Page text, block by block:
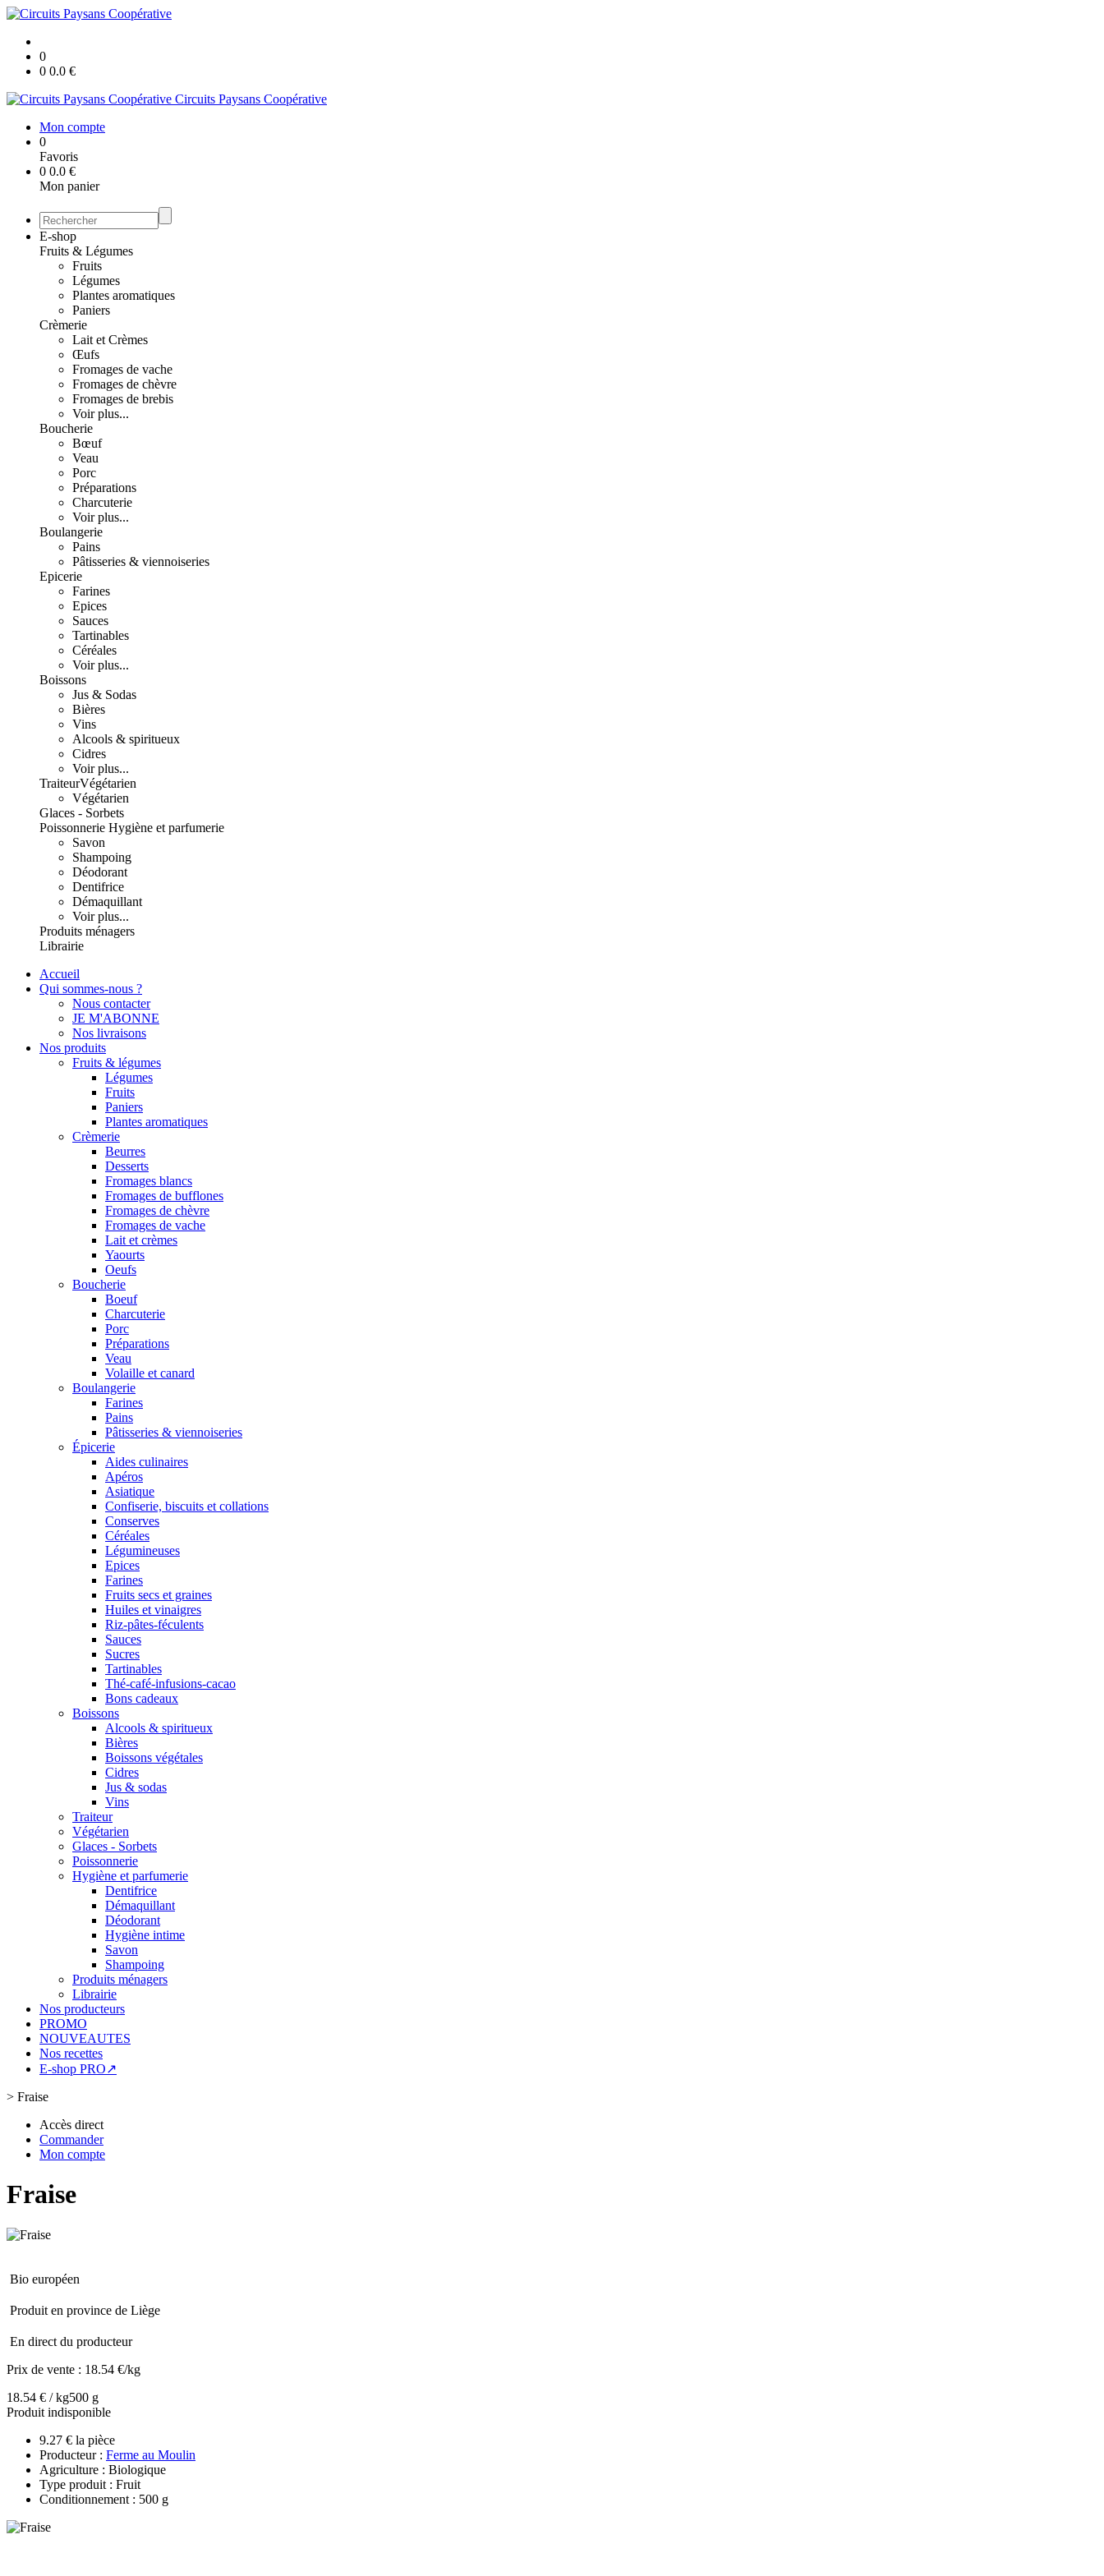
0
0 0.0 €
Circuits Paysans Coopérative
Mon compte
0
Favoris
0 0.0 €
Mon panier
E-shop
Fruits & Légumes
Fruits
Légumes
Plantes aromatiques
Paniers
Crèmerie
Lait et Crèmes
Œufs
Fromages de vache
Fromages de chèvre
Fromages de brebis
Voir plus...
Boucherie
Bœuf
Veau
Porc
Préparations
Charcuterie
Voir plus...
Boulangerie
Pains
Pâtisseries & viennoiseries
Epicerie
Farines
Epices
Sauces
Tartinables
Céréales
Voir plus...
Boissons
Jus & Sodas
Bières
Vins
Alcools & spiritueux
Cidres
Voir plus...
TraiteurVégétarien
Végétarien
Glaces - Sorbets
Poissonnerie Hygiène et parfumerie
Savon
Shampoing
Déodorant
Dentifrice
Démaquillant
Voir plus...
Produits ménagers
Librairie
Accueil
Qui sommes-nous ?
Nous contacter
JE M'ABONNE
Nos livraisons
Nos produits
Fruits & légumes
Légumes
Fruits
Paniers
Plantes aromatiques
Crèmerie
Beurres
Desserts
Fromages blancs
Fromages de bufflones
Fromages de chèvre
Fromages de vache
Lait et crèmes
Yaourts
Oeufs
Boucherie
Boeuf
Charcuterie
Porc
Préparations
Veau
Volaille et canard
Boulangerie
Farines
Pains
Pâtisseries & viennoiseries
Épicerie
Aides culinaires
Apéros
Asiatique
Confiserie, biscuits et collations
Conserves
Céréales
Légumineuses
Epices
Farines
Fruits secs et graines
Huiles et vinaigres
Riz-pâtes-féculents
Sauces
Sucres
Tartinables
Thé-café-infusions-cacao
Bons cadeaux
Boissons
Alcools & spiritueux
Bières
Boissons végétales
Cidres
Jus & sodas
Vins
Traiteur
Végétarien
Glaces - Sorbets
Poissonnerie
Hygiène et parfumerie
Dentifrice
Démaquillant
Déodorant
Hygiène intime
Savon
Shampoing
Produits ménagers
Librairie
Nos producteurs
PROMO
NOUVEAUTES
Nos recettes
E-shop PRO↗
> Fraise
Accès direct
Commander
Mon compte
Fraise
Bio européen
Produit en province de Liège
En direct du producteur
Prix de vente : 18.54 €/kg
18.54 € / kg500 g
Produit indisponible
9.27 € la pièce
Producteur : Ferme au Moulin
Agriculture : Biologique
Type produit : Fruit
Conditionnement : 500 g